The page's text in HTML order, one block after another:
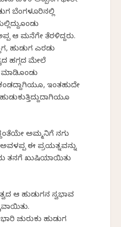
ಬೆಂಗಳೂರಿನಲ್ಲಿ
ಆ ಮನೆಗೇ ತೆರಳಿದ್ದರು.
ಹುಡುಗ ಎರಡು
ಹಗ್ಗದ ಮೇಲೆ
ಇಂತಹುದೇ
ಅಮ್ಮನಿಗೆ ನಗು
ಈ ಪ್ರಯತ್ನವನ್ನು
ತನಗೆ ಖುಷಿಯಾಯಿತು
ಆ ಹುಡುಗನ ಸ್ವಭಾವ
ಚುರುಕು ಹುಡುಗ